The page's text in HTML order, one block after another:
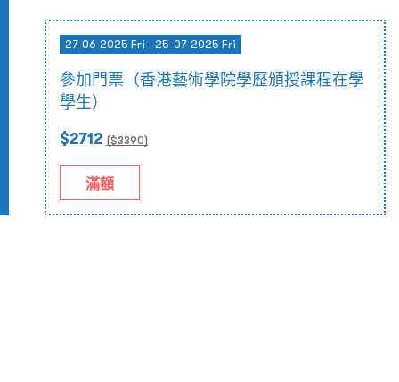
27-06-2025 Fri - 25-07-2025 Fri
參加門票（香港藝術學院學歷頒授課程在學
學生）
$2712 ($3390)
滿額